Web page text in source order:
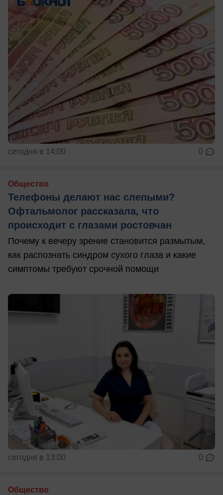
сегодня в 14:00 0
Общество
Телефоны делают нас слепыми?
Офтальмолог рассказала, что
происходит с глазами ростовчан
Почему к вечеру зрение становится размытым,
как распознать синдром сухого глаза и какие
симптомы требуют срочной помощи
сегодня в 13:00 0
Общество